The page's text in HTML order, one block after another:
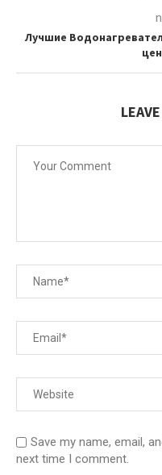
Лучшие
Save my name, email,
next time I comment.